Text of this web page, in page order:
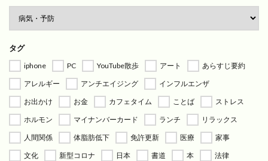
タグ
iphone PC YouTube散歩 アート
あらすじ要約
アレルギー
アンチエイジング
インフルエンザ
お出かけ
お金 カフェタイム ことば
ストレス
ホルモン
マイナンバーカード ランチ
リラックス
人間関係
体脂肪低下 免許更新 医療
家事
文化
新型コロナ 日本 書道 本
法律